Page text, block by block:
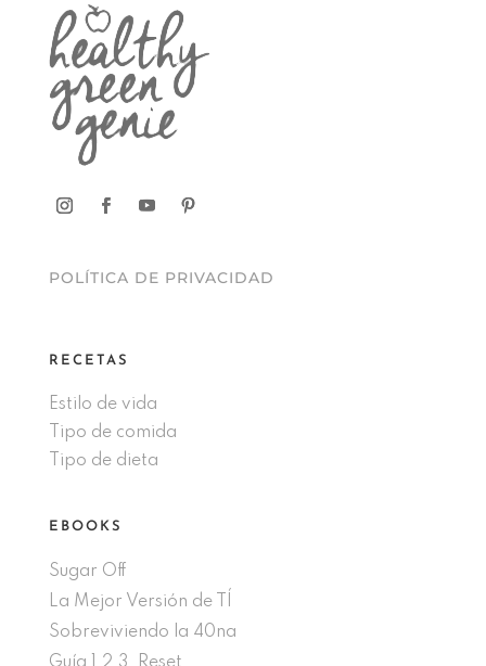
POLÍTICA DE PRIVACIDAD
RECETAS
Estilo de vida
Tipo de comida
Tipo de dieta
EBOOKS
Sugar Off
La Mejor Versión de TÍ
Sobreviviendo la 40na